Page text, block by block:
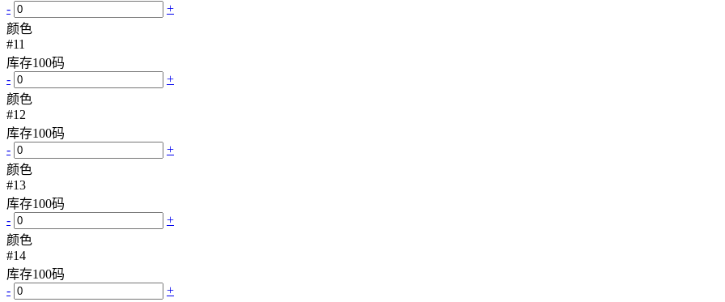
-
+
颜色
#11
库存100码
-
+
颜色
#12
库存100码
-
+
颜色
#13
库存100码
-
+
颜色
#14
库存100码
-
+